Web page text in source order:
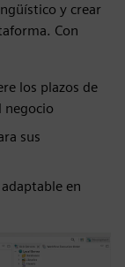
y crear
Con
los plazos de
negocio
sus
en